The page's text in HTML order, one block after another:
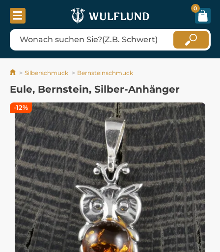
0
Silberschmuck Bernsteinschmuck
Eule, Bernstein, Silber-Anhänger
-12%